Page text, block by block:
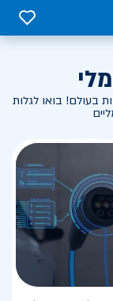
0
בעולם! בואו לגלות